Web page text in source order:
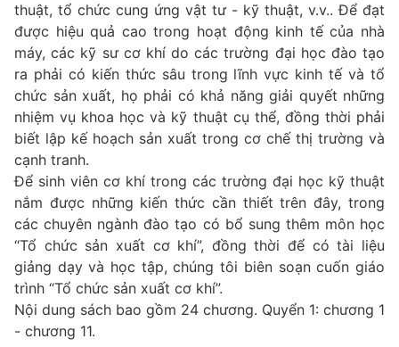
thuật, tổ chức cung ứng vật tư - kỹ thuật, v.v.. Để đạt
được hiệu quả cao trong hoạt động kinh tế của nhà
máy, các kỹ sư cơ khí do các trường đại học đào tạo
ra phải có kiến thức sâu trong lĩnh vực kinh tế và tổ
chức sản xuất, họ phải có khả năng giải quyết những
nhiệm vụ khoa học và kỹ thuật cụ thể, đồng thời phải
biết lập kế hoạch sản xuất trong cơ chế thị trường và
cạnh tranh.
Để sinh viên cơ khí trong các trường đại học kỹ thuật
nắm được những kiến thức cần thiết trên đây, trong
các chuyên ngành đào tạo có bổ sung thêm môn học
“Tổ chức sản xuất cơ khí”, đồng thời để có tài liệu
giảng dạy và học tập, chúng tôi biên soạn cuốn giáo
trình “Tổ chức sản xuất cơ khí”.
Nội dung sách bao gồm 24 chương. Quyển 1: chương 1
- chương 11.